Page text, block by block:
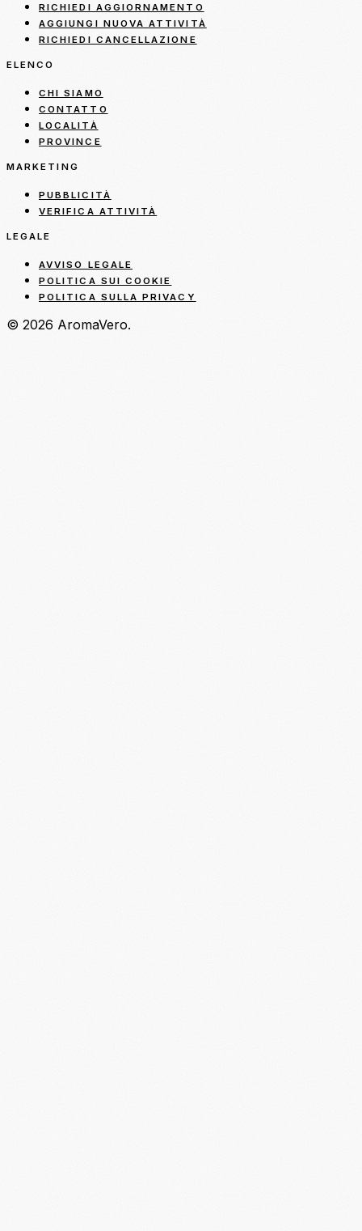
RICHIEDI AGGIORNAMENTO
AGGIUNGI NUOVA ATTIVITÀ
RICHIEDI CANCELLAZIONE
ELENCO
CHI SIAMO
CONTATTO
LOCALITÀ
PROVINCE
MARKETING
PUBBLICITÀ
VERIFICA ATTIVITÀ
LEGALE
AVVISO LEGALE
POLITICA SUI COOKIE
POLITICA SULLA PRIVACY
© 2026 AromaVero.